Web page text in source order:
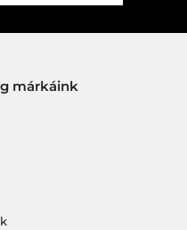
márkáink